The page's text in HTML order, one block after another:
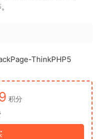
ThinkPHP5
积分